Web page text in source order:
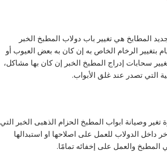
المطابخ هي تغيير باب دولاب المطبخ الخبر
بتغيير الرخام الخاص به إن كان به بعض العيوب أو
سحابات إدراج المطبخ الخبر إن كان بها مشاكل،
التي تصدر عند غلق الأبواب.
تغير وصيانة ابواب المطبخ الحزام الذهبى الخبر التي
داخل الدولاب للعمل على اصلاحها او استبدالها
والعمل على إخفائه تمامًا.